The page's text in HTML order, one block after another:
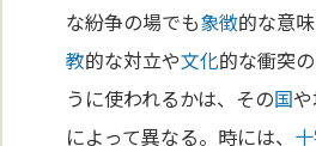
な紛争の場でも象徴的な意
教的な対立や文化的な衝突の
うに使われるかは、その国
によって異なる。時には、